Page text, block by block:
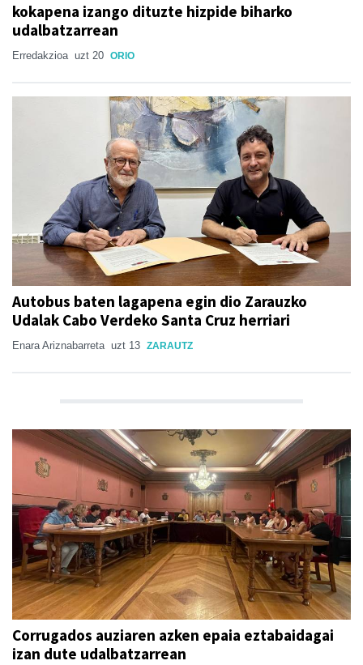
kokapena izango dituzte hizpide biharko
udalbatzarrean
Erredakzioa uzt 20 ORIO
Autobus baten lagapena egin dio Zarauzko
Udalak Cabo Verdeko Santa Cruz herriari
Enara Ariznabarreta uzt 13 ZARAUTZ
Corrugados auziaren azken epaia eztabaidagai
izan dute udalbatzarrean